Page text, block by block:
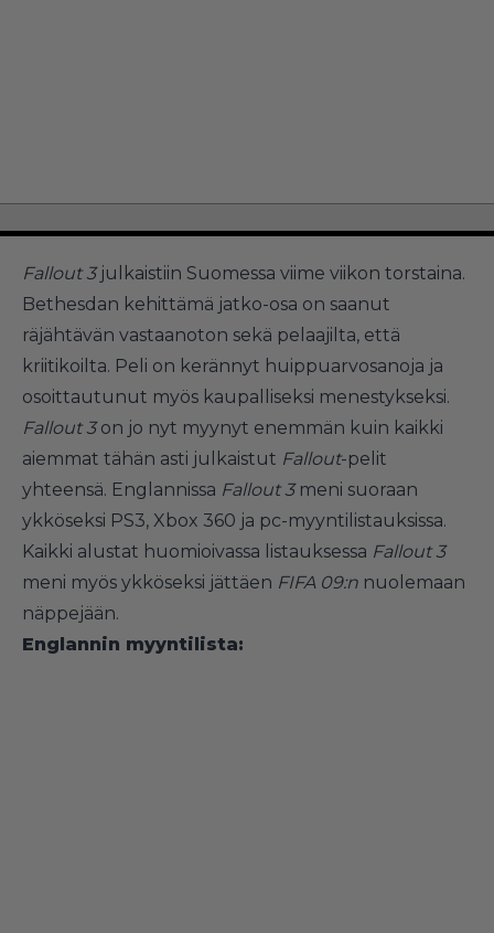
Fallout 3julkaistiin Suomessa viime viikon torstaina.
Bethesdan kehittämä jatko-osa on saanut
räjähtävän vastaanoton sekä pelaajilta, että
kriitikoilta. Peli on kerännyt huippuarvosanoja ja
osoittautunut myös kaupalliseksi menestykseksi.
Fallout 3on jo nyt myynyt enemmän kuin kaikki
aiemmat tähän asti julkaistut Fallout-pelit
yhteensä. Englannissa Fallout 3meni suoraan
ykköseksi PS3, Xbox 360 ja pc-myyntilistauksissa.
Kaikki alustat huomioivassa listauksessa Fallout 3
meni myös ykköseksi jättäen FIFA 09:n nuolemaan
näppejään.
Englannin myyntilista: